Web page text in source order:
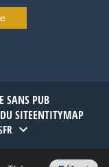
SANS PUB
SITEENTITYMAP
FR